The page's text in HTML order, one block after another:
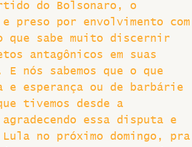
do Bolsonaro, o
preso por envolvimento com
que sabe muito discernir
antagônicos em suas
nós sabemos que o que
e esperança ou de barbárie
tivemos desde a
essa disputa e
Lula no próximo domingo, pra